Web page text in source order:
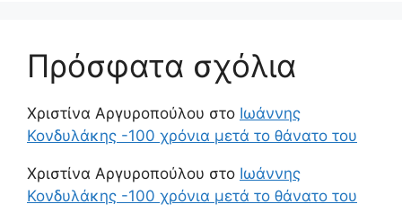
Πρόσφατα σχόλια
Χριστίνα Αργυροπούλου στο Ιωάννης
Κονδυλάκης -100 χρόνια μετά το θάνατο του
Χριστίνα Αργυροπούλου στο Ιωάννης
Κονδυλάκης -100 χρόνια μετά το θάνατο του